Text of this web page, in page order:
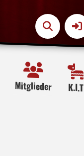
Mitglieder K.I.T